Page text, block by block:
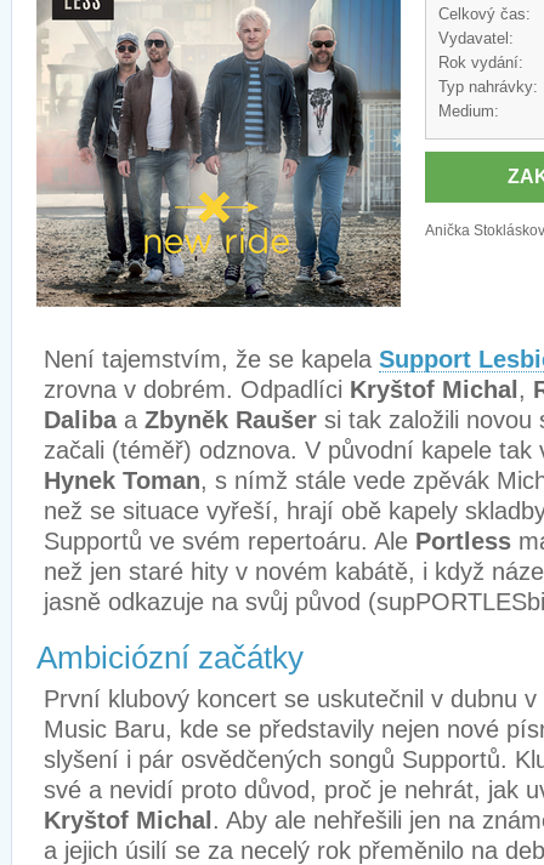
Celkový čas:
Vydavatel:
Rok vydání:
Typ nahrávky:
Medium:
Anička
Není tajemstvím, že se kapela Support
zrovna v dobrém. Odpadlíci Kryštof Michal ,
Dalibaa Zbyněk Raušer si tak založili novou
začali (téměř) odznova. V původní kapele tak
Hynek Toman, s nímž stále vede zpěvák
než se situace vyřeší, hrají obě kapely
Supportů ve svém repertoáru. Ale Portless
než jen staré hity v novém kabátě, i když
jasně odkazuje na svůj původ
Ambiciózní začátky
První klubový koncert se uskutečnil v dubnu
Music Baru, kde se představily nejen nové
slyšení i pár osvědčených songů Supportů.
své a nevidí proto důvod, proč je nehrát, jak
Kryštof Michal . Aby ale nehřešili jen na
a jejich úsilí se za necelý rok přeměnilo na